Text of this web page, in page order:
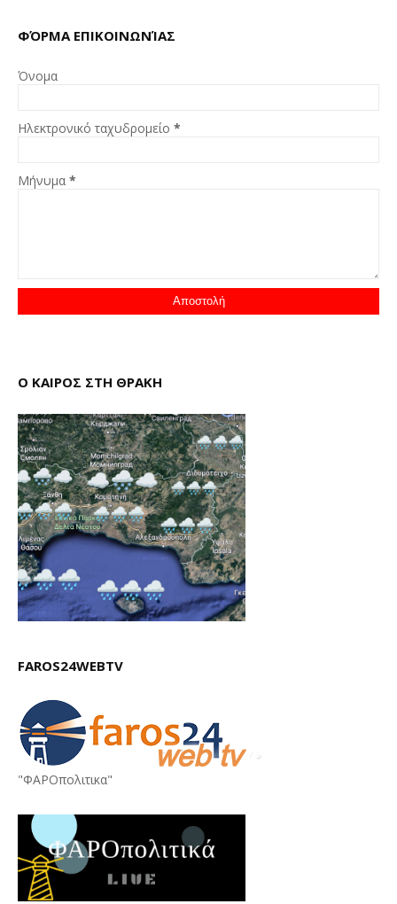
ΦΌΡΜΑ ΕΠΙΚΟΙΝΩΝΊΑΣ
Όνομα
Ηλεκτρονικό ταχυδρομείο *
Μήνυμα *
Ο ΚΑΙΡΟΣ ΣΤΗ ΘΡΑΚΗ
FAROS24WEBTV
"ΦΑΡΟπολιτικα"